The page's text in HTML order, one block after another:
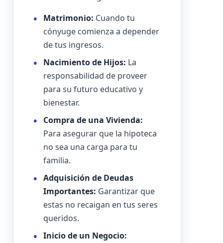
Matrimonio: Cuando tu
cónyuge comienza a depender
de tus ingresos.
Nacimiento de Hijos: La
responsabilidad de proveer
para su futuro educativo y
bienestar.
Compra de una Vivienda:
Para asegurar que la hipoteca
no sea una carga para tu
familia.
Adquisición de Deudas
Importantes: Garantizar que
estas no recaigan en tus seres
queridos.
Inicio de un Negocio: